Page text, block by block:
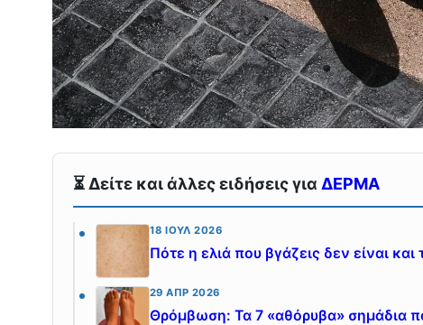
⏳ Δείτε και άλλες ειδήσεις γιαΔΕΡΜΑ
18 ΙΟΎΛ 2026
Πότε η ελιά που βγάζεις δεν είναι
29 ΑΠΡ 2026
Θρόμβωση: Τα 7 «αθόρυβα» σημάδια